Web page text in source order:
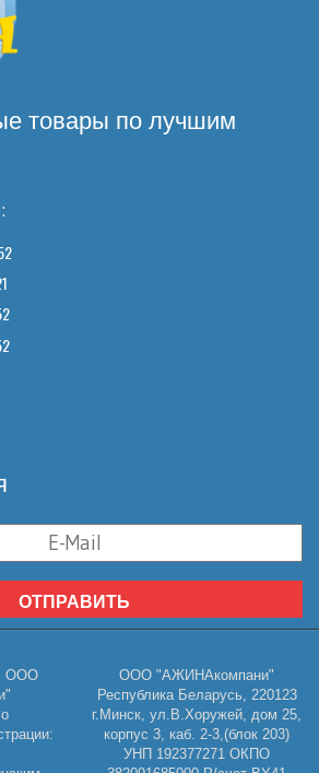
товары по лучшим
ОТПРАВИТЬ
ООО
ООО "АЖИНАкомпани"
Республика Беларусь, 220123
г.Минск, ул.В.Хоружей, дом 25,
корпус 3, каб. 2-3,(блок 203)
УНП 192377271 ОКПО